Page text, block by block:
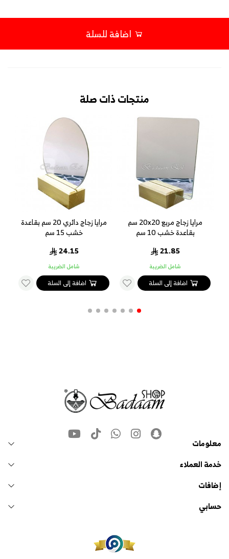
اضافة للسلة
منتجات ذات صلة
مرايا زجاج دائري 20 سم بقاعدة
خشب 15 سم
24.15
شامل الضريبة
اضافة إلى السلة
اكريلك شفاف - متوفر بعدة
مقاسات
7.76
شامل الضريبة
اضافة إلى السلة
معلومات
خدمة العملاء
إضافات
حسابي